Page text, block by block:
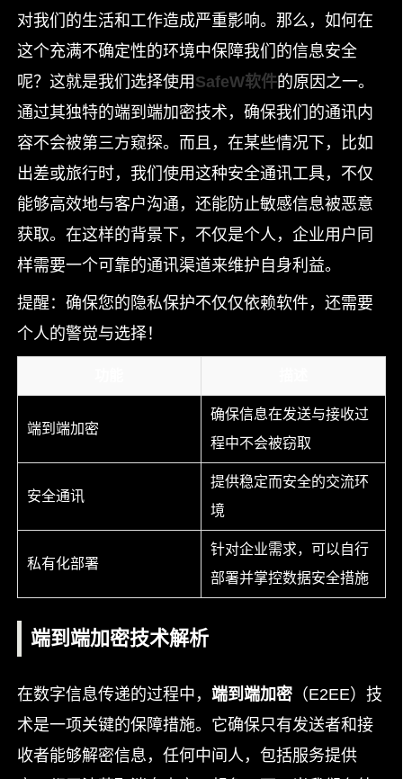
对我们的生活和工作造成严重影响。那么，如何在
这个充满不确定性的环境中保障我们的信息安全
呢？这就是我们选择使用 SafeW软件的原因之一。
通过其独特的端到端加密技术，确保我们的通讯内
容不会被第三方窥探。而且，在某些情况下，比如
出差或旅行时，我们使用这种安全通讯工具，不仅
能够高效地与客户沟通，还能防止敏感信息被恶意
获取。在这样的背景下，不仅是个人，企业用户同
样需要一个可靠的通讯渠道来维护自身利益。
提醒：确保您的隐私保护不仅仅依赖软件，还需要
个人的警觉与选择！
端到端加密
确保信息在发送与接收过
程中不会被窃取
安全通讯
提供稳定而安全的交流环
境
私有化部署
针对企业需求，可以自行
部署并掌控数据安全措施
端到端加密技术解析
在数字信息传递的过程中， 端到端加密（E2EE）技
术是一项关键的保障措施。它确保只有发送者和接
收者能够解密信息，任何中间人，包括服务提供